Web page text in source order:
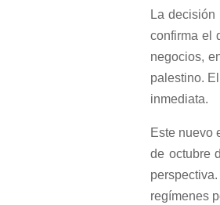
La
confirma el
negocios,
palestino.
inmediata.
Este nuevo
de octubre
regímenes